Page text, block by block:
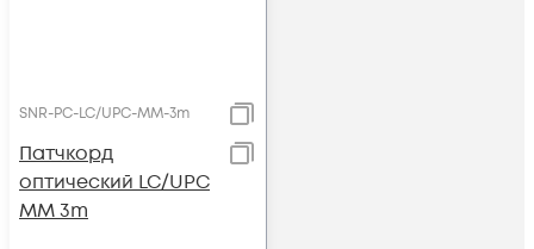
SNR-PC-LC/UPC-MM-3m
Патчкорд
оптический LC/UPC
MM 3m